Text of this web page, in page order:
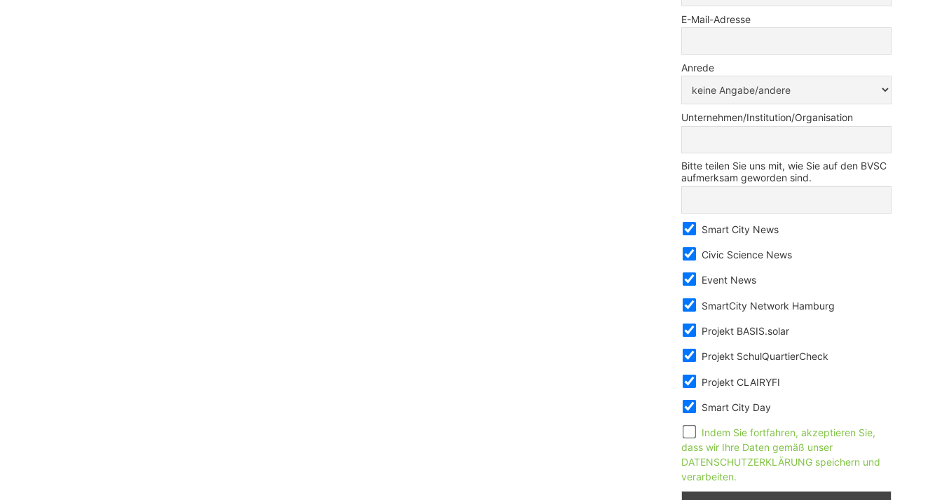
E-Mail-Adresse
Anrede
Unternehmen/Institution/Organisation
Bitte teilen Sie uns mit, wie Sie auf den BVSC
aufmerksam geworden sind.
Smart City News
Civic Science News
Event News
SmartCity Network Hamburg
Projekt BASIS.solar
Projekt SchulQuartierCheck
Projekt CLAIRYFI
Smart City Day
Indem Sie fortfahren, akzeptieren Sie,
dass wir Ihre Daten gemäß unser
DATENSCHUTZERKLÄRUNG speichern und
verarbeiten.